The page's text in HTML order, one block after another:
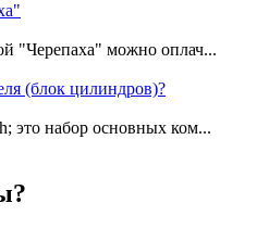
"Черепаха" можно оплач...
(блок цилиндров)?
это набор основных ком...